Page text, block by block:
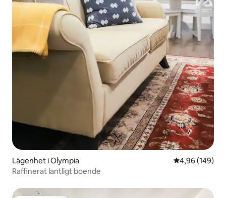
Lägenhet i Olympia 4,96 av 5 i
4,96 (149)
Raffinerat lantligt boende